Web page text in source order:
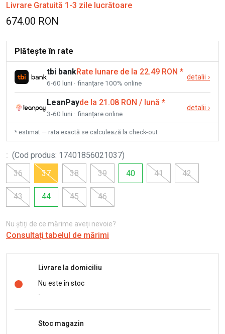
Livrare Gratuită 1-3 zile lucrătoare
674.00 RON
Plătește în rate
tbi bankRate lunare de la 22.49 RON *
6-60 luni · finanțare 100% online
detalii ›
LeanPayde la 21.08 RON / lună *
3-60 luni · finanțare online
detalii ›
* estimat — rata exactă se calculează la check-out
: (Cod produs: 17401856021037)
36
37 38 39 40 41 42
43 44 45 46
Nu știți de ce mărime aveți nevoie?
Consultați tabelul de mărimi
Livrare la domiciliu
Nu este în stoc
-
Stoc magazin